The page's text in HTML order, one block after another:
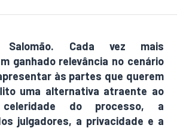
Salomão. Cada vez mais
ganhado relevância no cenário
às partes que querem
uma alternativa atraente ao
do processo, a
julgadores, a privacidade e a